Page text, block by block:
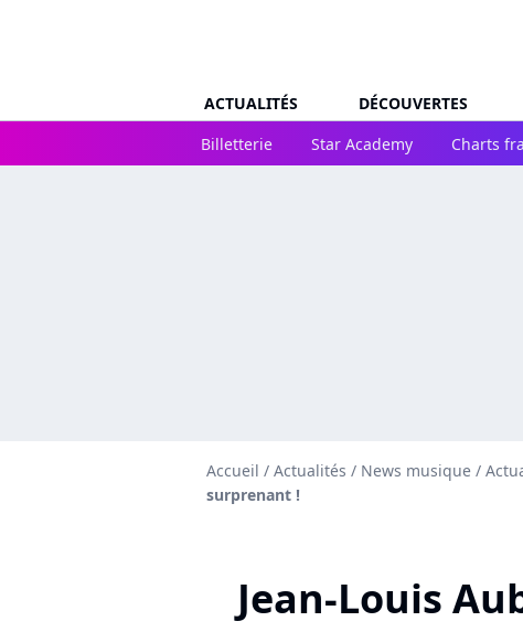
ACTUALITÉS DÉCOUVERTES
Billetterie
Star Academy Charts
Accueil / Actualités / News musique /
surprenant !
Jean-Louis